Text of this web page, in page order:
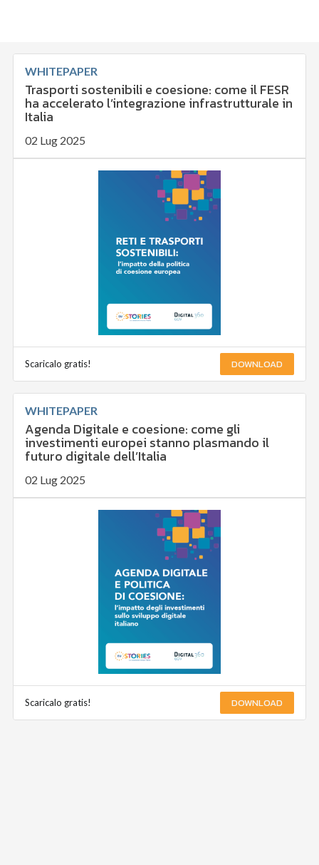
WHITEPAPER
Trasporti sostenibili e coesione: come il FESR
ha accelerato l’integrazione infrastrutturale in
Italia
02 Lug 2025
Scaricalo gratis! DOWNLOAD
WHITEPAPER
Agenda Digitale e coesione: come gli
investimenti europei stanno plasmando il
futuro digitale dell’Italia
02 Lug 2025
Scaricalo gratis! DOWNLOAD